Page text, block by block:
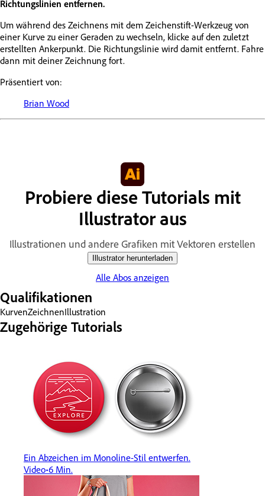
Richtungslinien entfernen.
Um während des Zeichnens mit dem Zeichenstift-Werkzeug von
einer Kurve zu einer Geraden zu wechseln, klicke auf den zuletzt
erstellten Ankerpunkt. Die Richtungslinie wird damit entfernt. Fahre
dann mit deiner Zeichnung fort.
Präsentiert von:
Brian Wood
Probiere diese Tutorials mit
Illustrator aus
Illustrationen und andere Grafiken mit Vektoren erstellen
Illustrator herunterladen
Alle Abos anzeigen
Qualifikationen
KurvenZeichnenIllustration
Zugehörige Tutorials
Ein Abzeichen im Monoline-Stil entwerfen.
Video 6 Min.